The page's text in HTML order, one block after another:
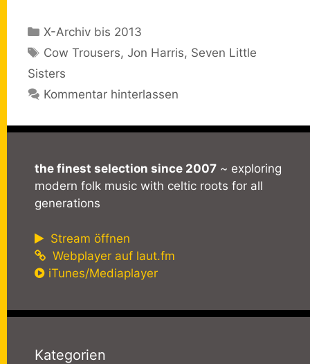
Kategorien
X-Archiv bis 2013
Schlagwörter
Cow Trousers,Jon Harris, Seven Little
Sisters
Kommentar hinterlassen
the finest selection since 2007 ~ exploring
modern folk music with celtic roots for all
generations
Stream öffnen
Webplayer auf laut.fm
iTunes/Mediaplayer
Kategorien